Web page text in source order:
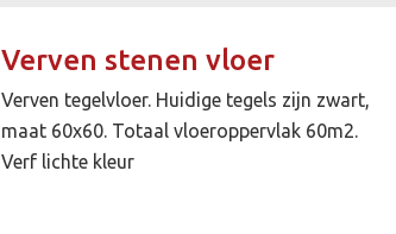
Verven stenen vloer
Verven tegelvloer. Huidige tegels zijn zwart,
maat 60x60. Totaal vloeroppervlak 60m2.
Verf lichte kleur